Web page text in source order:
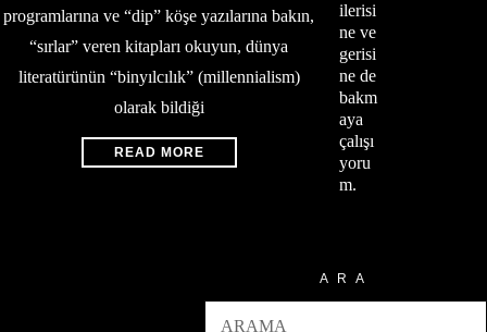
programlarına ve “dip” köşe yazılarına bakın,
“sırlar” veren kitapları okuyun, dünya
literatürünün “binyılcılık” (millennialism)
olarak bildiği
READ MORE
ilerisi
ne ve
gerisi
ne de
bakm
aya
çalışı
yoru
m.
ARA